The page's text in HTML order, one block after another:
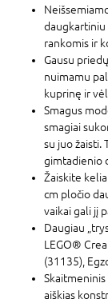
daugkartiniu
rankomis ir
Gausu
nuimamu
kuprinę ir
Smagus
smagiai
su juo žaisti.
gimtadienio
Žaiskite
cm pločio
vaikai gali jį
Daugiau
LEGO®
(31135),
aiškias